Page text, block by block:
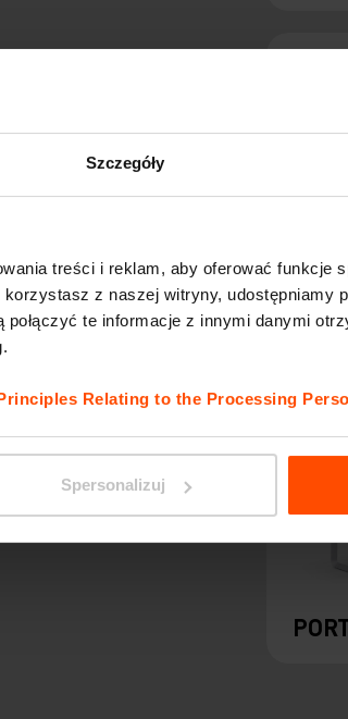
Szczegóły
treści i reklam, aby oferować funkcje
z naszej witryny, udostępniamy
te informacje z innymi danymi
Relating to the Processing
Spersonalizuj